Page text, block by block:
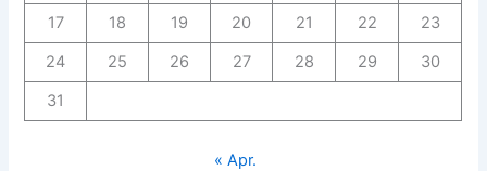
17
18 19 20 21 22
23
24
25 26 27 28 29
30
31
« Apr.